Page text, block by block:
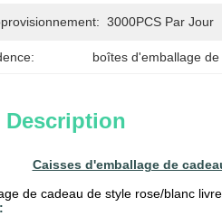
3000PCS Par Jour
boîtes d'emballage
Description
Caisses d'emballage de
de cadeau de style rose/blanc